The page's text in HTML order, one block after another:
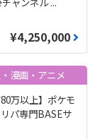
¥4,250,000
漫画・アニメ
80万以上】ポケモ
パ専門BASEサ